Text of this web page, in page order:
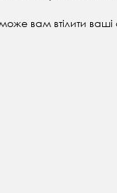
вам втілити ваші